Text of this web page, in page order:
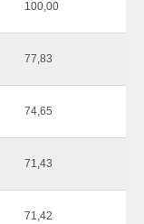
100,00
77,83
74,65
71,43
71,42